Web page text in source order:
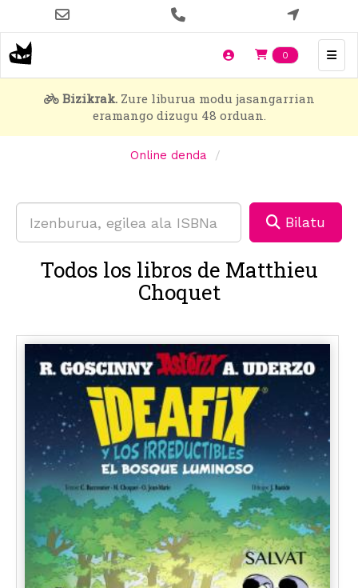
main
content
0 Items en
Bizikrak.Zure liburua modu jasangarrian
eramango dizugu 48 orduan.
Online denda
Bilatu
Todos los libros de Matthieu
Choquet